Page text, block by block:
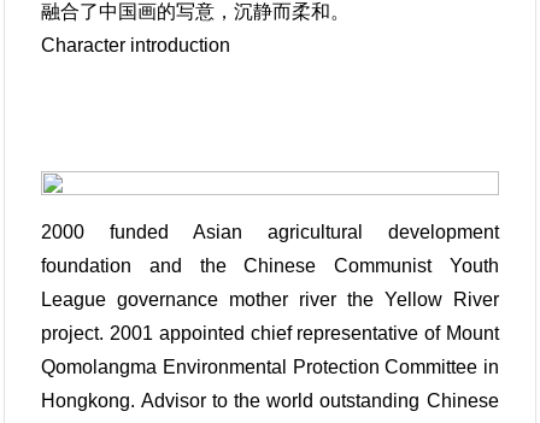
融合了中国画的写意，沉静而柔和。
Character introduction
2000 funded Asian agricultural development
foundation and the Chinese Communist Youth
League governance mother river the Yellow River
project. 2001 appointed chief representative of Mount
Qomolangma Environmental Protection Committee in
Hongkong. Advisor to the world outstanding Chinese